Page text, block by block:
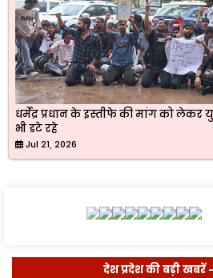
धर्मेंद्र प्रधान के इस्तीफे की मांग को लेकर
भी डटे रहे
Jul 21, 2026
देश प्रदेश की बड़ी खबरें